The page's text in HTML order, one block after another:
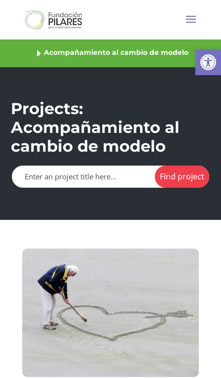
Acompañamiento al cambio de modelo
Projects:
Acompañamiento al
cambio de modelo